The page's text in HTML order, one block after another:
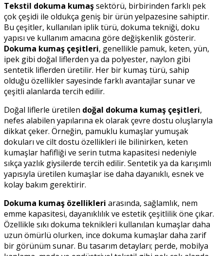
Tekstil dokuma kumaşsektörü, birbirinden farklı pek
çok çeşidi ile oldukça geniş bir ürün yelpazesine sahiptir.
Bu çeşitler, kullanılan iplik türü, dokuma tekniği, doku
yapısı ve kullanım amacına göre değişkenlik gösterir.
Dokuma kumaş çeşitleri, genellikle pamuk, keten, yün,
ipek gibi doğal liflerden ya da polyester, naylon gibi
sentetik liflerden üretilir. Her bir kumaş türü, sahip
olduğu özellikler sayesinde farklı avantajlar sunar ve
çeşitli alanlarda tercih edilir.
Doğal liflerle üretilen doğal dokuma kumaş çeşitleri,
nefes alabilen yapılarına ek olarak çevre dostu oluşlarıyla
dikkat çeker. Örneğin, pamuklu kumaşlar yumuşak
dokuları ve cilt dostu özellikleri ile bilinirken, keten
kumaşlar hafifliği ve serin tutma kapasitesi nedeniyle
sıkça yazlık giysilerde tercih edilir. Sentetik ya da karışımlı
yapısıyla üretilen kumaşlar ise daha dayanıklı, esnek ve
kolay bakım gerektirir.
Dokuma kumaş özellikleri arasında, sağlamlık, nem
emme kapasitesi, dayanıklılık ve estetik çeşitlilik öne çıkar.
Özellikle sıkı dokuma teknikleri kullanılan kumaşlar daha
uzun ömürlü olurken, ince dokuma kumaşlar daha zarif
bir görünüm sunar. Bu tasarım detayları; perde, mobilya